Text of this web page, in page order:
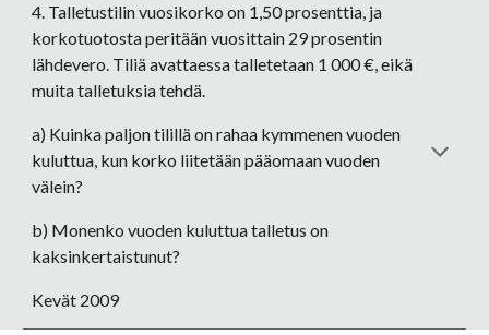
4. Talletustilin vuosikorko on 1,50 prosenttia, ja
korkotuotosta peritään vuosittain 29 prosentin
lähdevero. Tiliä avattaessa talletetaan 1 000 €, eikä
muita talletuksia tehdä.
a) Kuinka paljon tilillä on rahaa kymmenen vuoden
kuluttua, kun korko liitetään pääomaan vuoden
välein?
b) Monenko vuoden kuluttua talletus on
kaksinkertaistunut?
Kevät 2009